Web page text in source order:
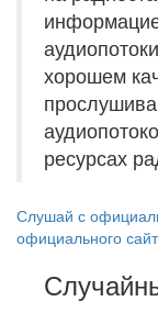
хорошем
ресурсах
Слушай с
официального